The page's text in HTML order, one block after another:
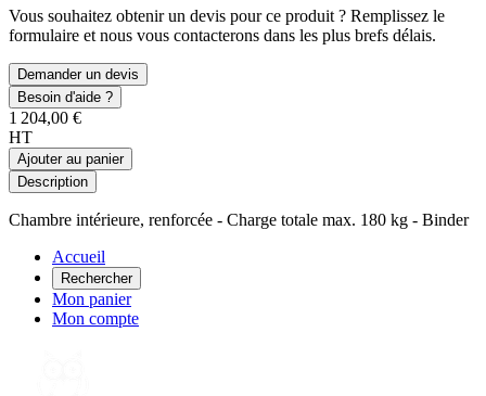
Vous souhaitez obtenir un devis pour ce produit ? Remplissez le
formulaire et nous vous contacterons dans les plus brefs délais.
Demander un devis
Besoin d'aide ?
1 204,00 €
HT
Ajouter au panier
Description
Chambre intérieure, renforcée - Charge totale max. 180 kg - Binder
Accueil
Rechercher
Mon panier
Mon compte